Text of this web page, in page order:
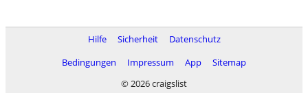
Hilfe Sicherheit
Datenschutz
Bedingungen
Impressum App
Sitemap
© 2026 craigslist